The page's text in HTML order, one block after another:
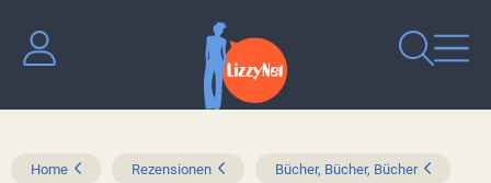
Home Rezensionen Bücher, Bücher, Bücher